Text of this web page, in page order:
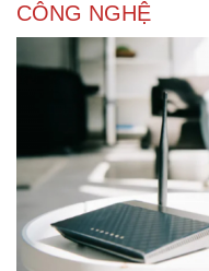
Dinh dưỡng - món ngon
Cây thuốc
Sản phụ khoa
Nhi khoa
Nam khoa
Làm đẹp - giảm cân
CÔNG NGHỆ